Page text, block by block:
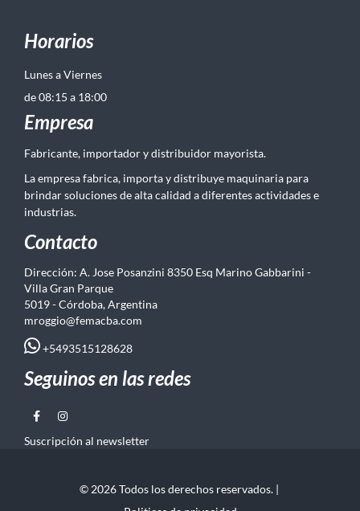
Horarios
Lunes a Viernes
de 08:15 a 18:00
Empresa
Fabricante, importador y distribuidor mayorista.
La empresa fabrica, importa y distribuye maquinaria para
brindar soluciones de alta calidad a diferentes actividades e
industrias.
Contacto
Dirección: A. Jose Posanzini 8350 Esq Marino Gabbarini -
Villa Gran Parque
5019 - Córdoba, Argentina
mroggio@femacba.com
+5493515128628
Seguinos en las redes
Suscripción al newsletter
© 2026 Todos los derechos reservados. |